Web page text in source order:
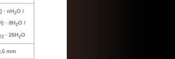
] · nH2O /
· 8H2O /
· 26H2O
mm